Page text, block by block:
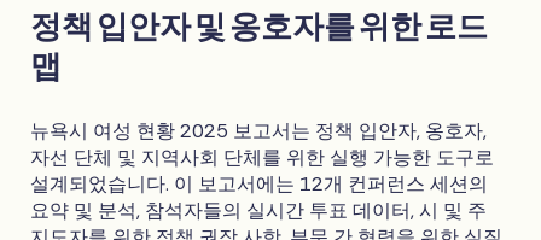
정책 입안자 및 옹호자를 위한 로드
맵
뉴욕시 여성 현황 2025 보고서는 정책 입안자, 옹호자,
자선 단체 및 지역사회 단체를 위한 실행 가능한 도구로
설계되었습니다. 이 보고서에는 12개 컨퍼런스 세션의
요약 및 분석, 참석자들의 실시간 투표 데이터, 시 및 주